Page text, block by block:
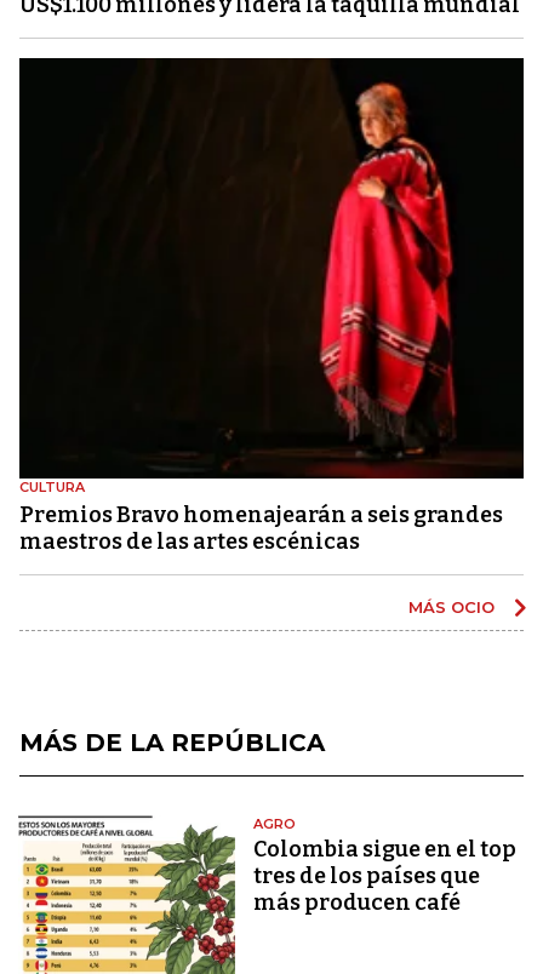
CULTURA
Premios Bravo homenajearán a seis grandes
maestros de las artes escénicas
MÁS OCIO
MÁS DE LA REPÚBLICA
AGRO
Colombia sigue en el top
tres de los países que
más producen café